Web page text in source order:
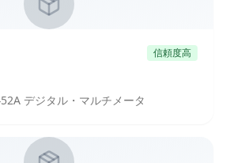
信頼度高
デジタル・マルチメータ